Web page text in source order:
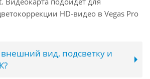
HD-видео в Vegas Pro
вид, подсветку и